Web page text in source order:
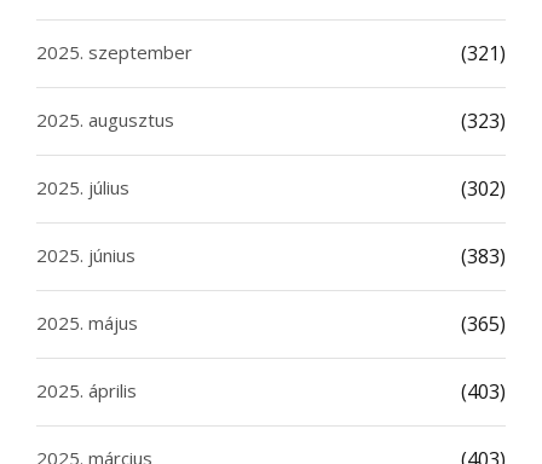
2025. szeptember (321)
2025. augusztus (323)
2025. július (302)
2025. június (383)
2025. május (365)
2025. április (403)
2025. március